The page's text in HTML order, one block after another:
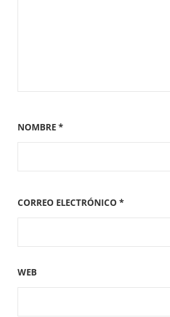
NOMBRE *
CORREO ELECTRÓNICO *
WEB